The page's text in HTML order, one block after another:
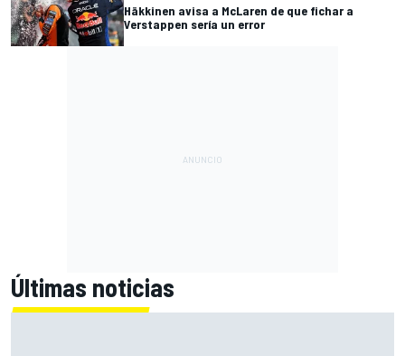
Häkkinen avisa a McLaren de que fichar a
Verstappen sería un error
Últimas noticias